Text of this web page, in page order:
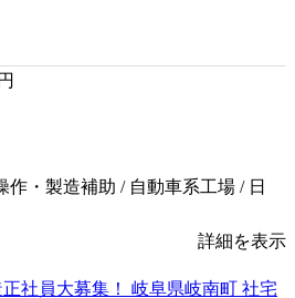
円
作・製造補助 / 自動車系工場 / 日
詳細を表示